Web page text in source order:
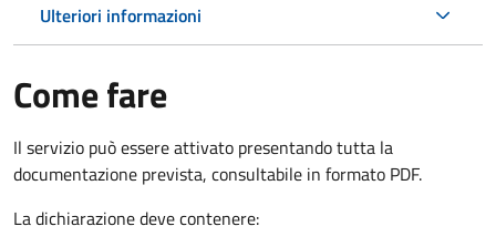
Ulteriori informazioni
Come fare
Il servizio può essere attivato presentando tutta la
documentazione prevista, consultabile in formato PDF.
La dichiarazione deve contenere: